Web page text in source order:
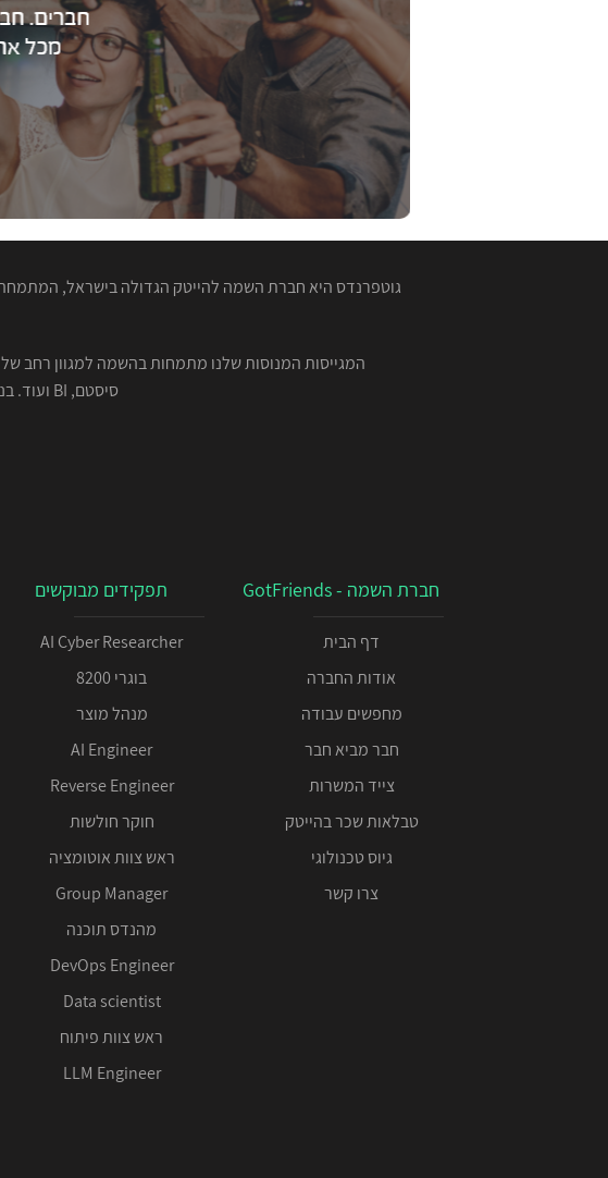
גוטפרנדס היא חברת השמה להייטק הגדולה בישראל, המתמחה
סיסטם, BI ועוד. בנוסף, יש לנו מחלקות מיוחדות להשמה של בכירים ויוצאי יחידות.
חברת השמה - GotFriends
דף הבית
אודות החברה
מחפשים עבודה
חבר מביא חבר
צייד המשרות
טבלאות שכר בהייטק
גיוס טכנולוגי
צרו קשר
תפקידים מבוקשים
AI Cyber Researcher
בוגרי 8200
מנהל מוצר
AI Engineer
Reverse Engineer
חוקר חולשות
ראש צוות אוטומציה
Group Manager
מהנדס תוכנה
DevOps Engineer
Data scientist
ראש צוות פיתוח
LLM Engineer